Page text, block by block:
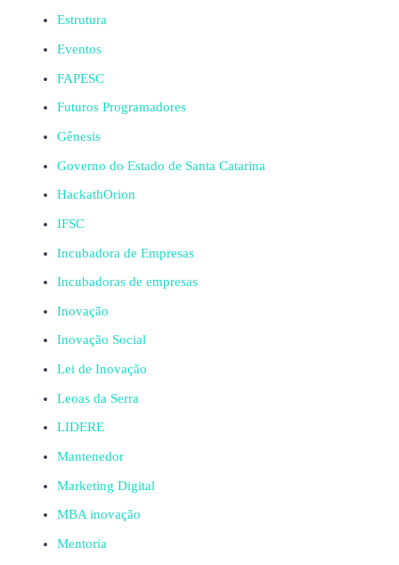
Estrutura
Eventos
FAPESC
Futuros Programadores
Gênesis
Governo do Estado de Santa Catarina
HackathOrion
IFSC
Incubadora de Empresas
Incubadoras de empresas
Inovação
Inovação Social
Lei de Inovação
Leoas da Serra
LIDERE
Mantenedor
Marketing Digital
MBA inovação
Mentoria